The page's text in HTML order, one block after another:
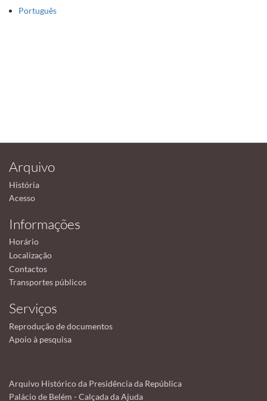
Português
Arquivo
História
Acesso
Informações
Horário
Localização
Contactos
Transportes públicos
Serviços
Reprodução de documentos
Apoio à pesquisa
Arquivo Histórico da Presidência da República
Palácio de Belém - Calçada da Ajuda